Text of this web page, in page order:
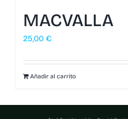
MACVALLA
25,00 €
Añadir al carrito